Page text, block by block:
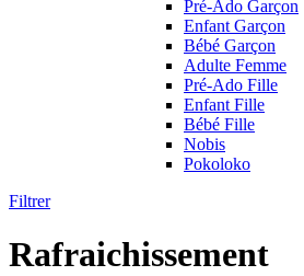
Pré-Ado Garçon
Enfant Garçon
Bébé Garçon
Adulte Femme
Pré-Ado Fille
Enfant Fille
Bébé Fille
Nobis
Pokoloko
Filtrer
Rafraichissement